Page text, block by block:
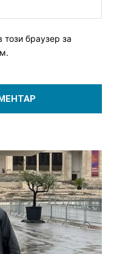
браузер за